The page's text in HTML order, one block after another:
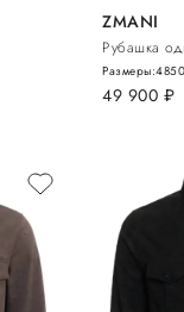
ZMANI
Рубашка
49 900 руб.
Размеры:4850